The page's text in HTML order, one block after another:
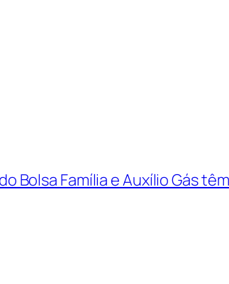
Bolsa Família e Auxílio Gás